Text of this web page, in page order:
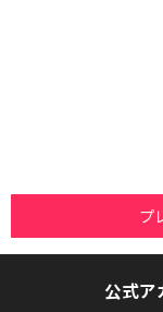
プ
公式ア